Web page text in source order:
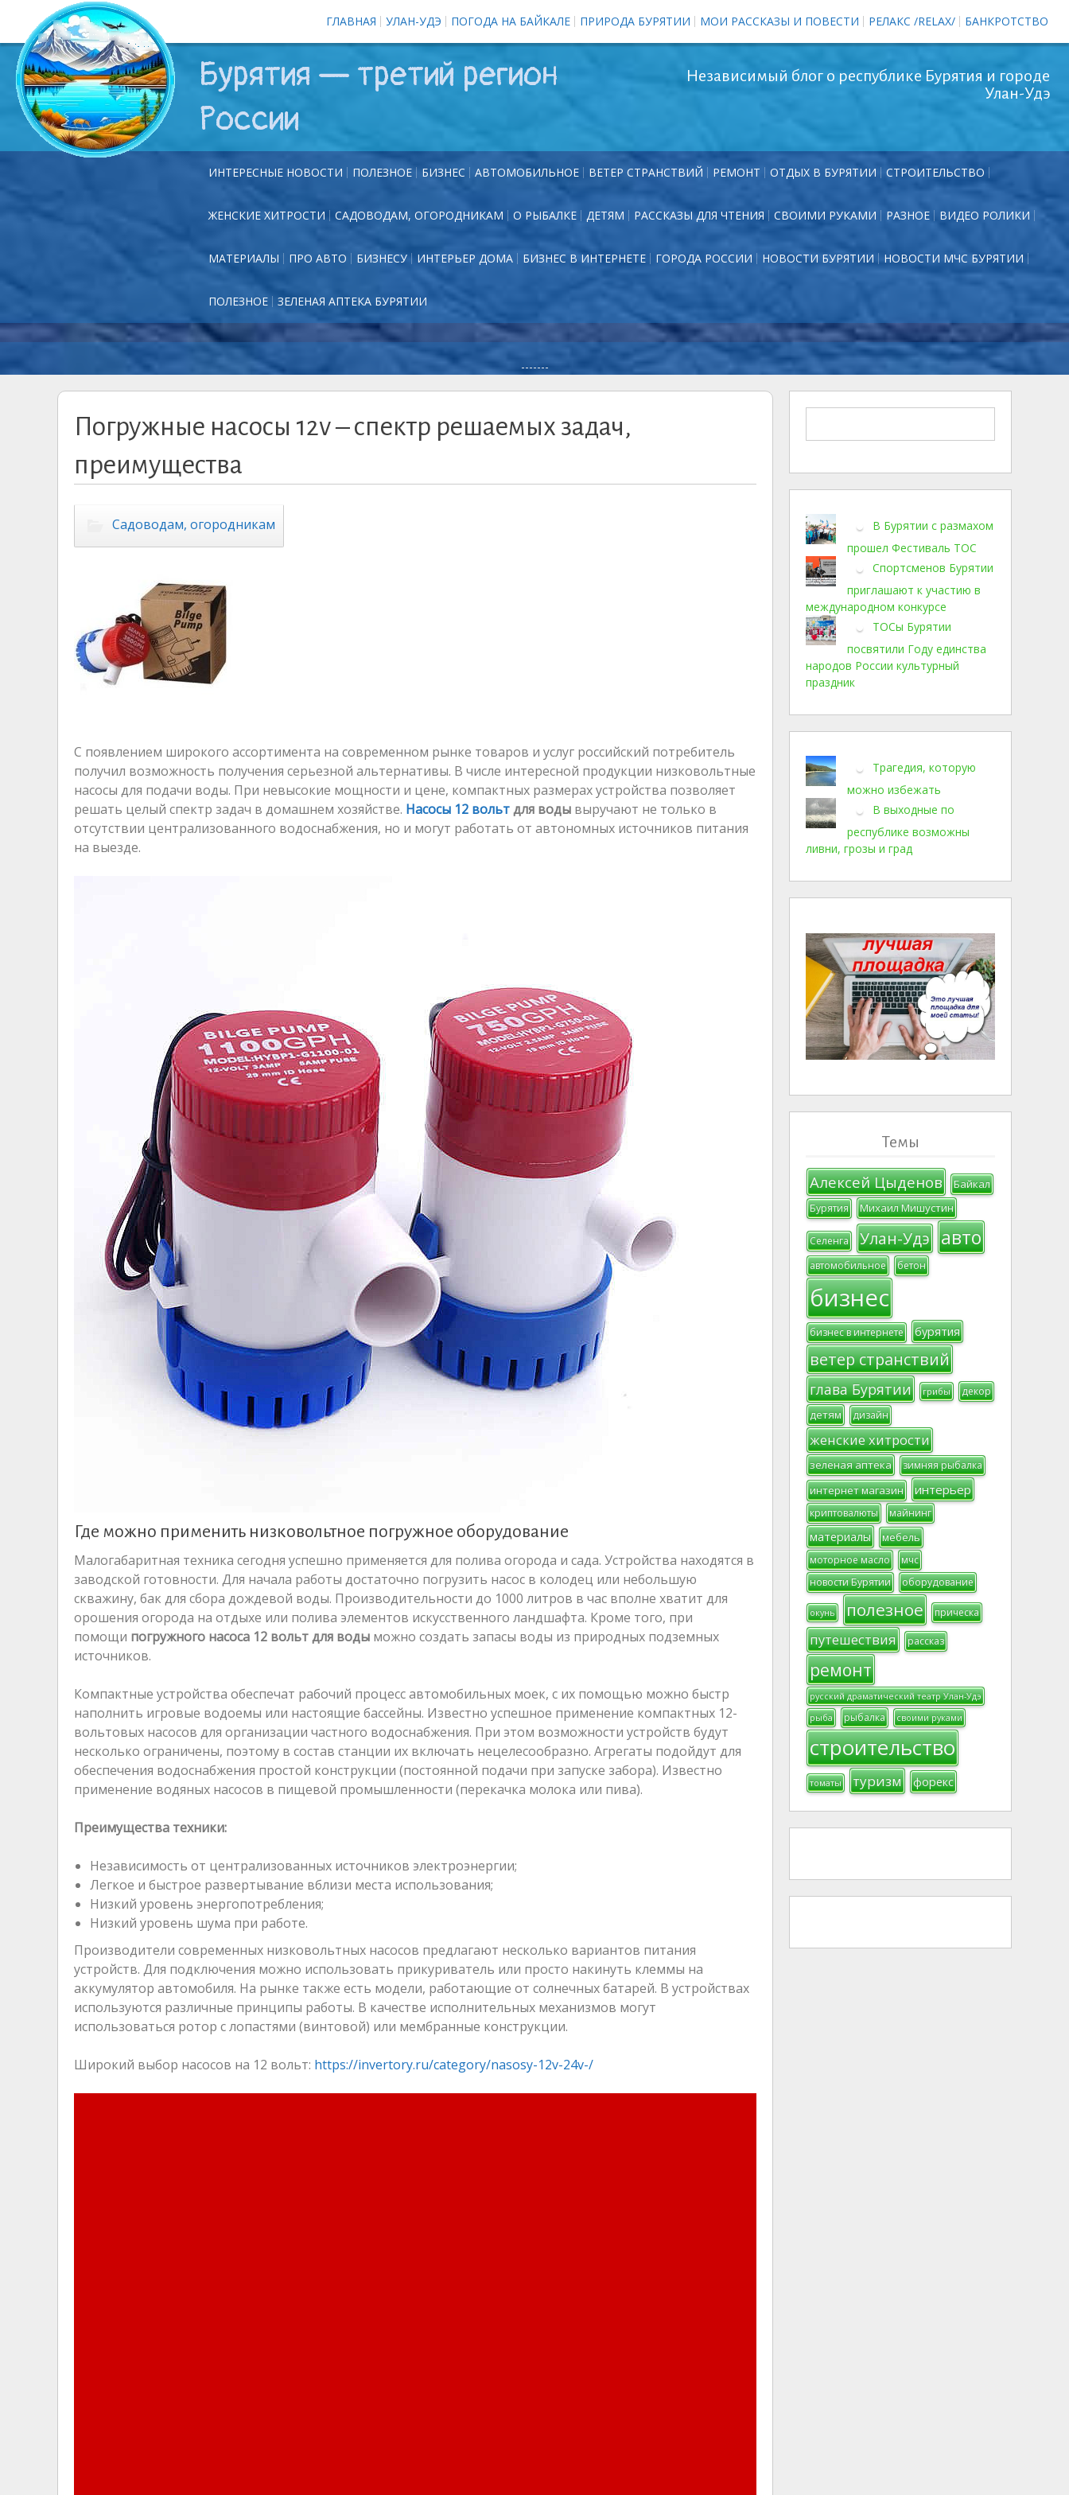
ГЛАВНАЯ УЛАН-УДЭ ПОГОДА НА БАЙКАЛЕ ПРИРОДА БУРЯТИИ МОИ РАССКАЗЫ И ПОВЕСТИ РЕЛАКС /RELAX/ БАНКРОТСТВО
Бурятия — третий регион
России
Независимый блог о республике Бурятия и городе
Улан-Удэ
ИНТЕРЕСНЫЕ НОВОСТИ ПОЛЕЗНОЕ БИЗНЕС АВТОМОБИЛЬНОЕ ВЕТЕР СТРАНСТВИЙ РЕМОНТ ОТДЫХ В БУРЯТИИ СТРОИТЕЛЬСТВО
ЖЕНСКИЕ ХИТРОСТИ САДОВОДАМ, ОГОРОДНИКАМ О РЫБАЛКЕ ДЕТЯМ РАССКАЗЫ ДЛЯ ЧТЕНИЯ СВОИМИ РУКАМИ РАЗНОЕ ВИДЕО РОЛИКИ
МАТЕРИАЛЫ ПРО АВТО БИЗНЕСУ ИНТЕРЬЕР ДОМА БИЗНЕС В ИНТЕРНЕТЕ ГОРОДА РОССИИ НОВОСТИ БУРЯТИИ НОВОСТИ МЧС БУРЯТИИ
ПОЛЕЗНОЕ ЗЕЛЕНАЯ АПТЕКА БУРЯТИИ
-------
Погружные насосы 12v – спектр решаемых задач,
преимущества
Садоводам, огородникам
С появлением широкого ассортимента на современном рынке товаров и услуг российский потребитель
получил возможность получения серьезной альтернативы. В числе интересной продукции низковольтные
насосы для подачи воды. При невысокие мощности и цене, компактных размерах устройства позволяет
решать целый спектр задач в домашнем хозяйстве. Насосы 12 вольтдля воды выручают не только в
отсутствии централизованного водоснабжения, но и могут работать от автономных источников питания
на выезде.
Где можно применить низковольтное погружное оборудование
Малогабаритная техника сегодня успешно применяется для полива огорода и сада. Устройства находятся в
заводской готовности. Для начала работы достаточно погрузить насос в колодец или небольшую
скважину, бак для сбора дождевой воды. Производительности до 1000 литров в час вполне хватит для
орошения огорода на отдыхе или полива элементов искусственного ландшафта. Кроме того, при
помощи погружного насоса 12 вольт для воды можно создать запасы воды из природных подземных
источников.
Компактные устройства обеспечат рабочий процесс автомобильных моек, с их помощью можно быстр
наполнить игровые водоемы или настоящие бассейны. Известно успешное применение компактных 12-
вольтовых насосов для организации частного водоснабжения. При этом возможности устройств будут
несколько ограничены, поэтому в состав станции их включать нецелесообразно. Агрегаты подойдут для
обеспечения водоснабжения простой конструкции (постоянной подачи при запуске забора). Известно
применение водяных насосов в пищевой промышленности (перекачка молока или пива).
Преимущества техники:
Независимость от централизованных источников электроэнергии;
Легкое и быстрое развертывание вблизи места использования;
Низкий уровень энергопотребления;
Низкий уровень шума при работе.
Производители современных низковольтных насосов предлагают несколько вариантов питания
устройств. Для подключения можно использовать прикуриватель или просто накинуть клеммы на
аккумулятор автомобиля. На рынке также есть модели, работающие от солнечных батарей. В устройствах
используются различные принципы работы. В качестве исполнительных механизмов могут
использоваться ротор с лопастями (винтовой) или мембранные конструкции.
Широкий выбор насосов на 12 вольт: https://invertory.ru/category/nasosy-12v-24v-/
В Бурятии с размахом
прошел Фестиваль ТОС
Спортсменов Бурятии
приглашают к участию в
международном конкурсе
ТОСы Бурятии
посвятили Году единства
народов России культурный
праздник
Трагедия, которую
можно избежать
В выходные по
республике возможны
ливни, грозы и град
Темы
Алексей Цыденов Байкал
Бурятия Михаил Мишустин
Селенга Улан-Удэ авто
автомобильное бетон
бизнес
бизнес в интернете бурятия
ветер странствий
глава Бурятии грибы декор
детям дизайн
женские хитрости
зеленая аптека зимняя рыбалка
интернет магазин интерьер
криптовалюты майнинг
материалы мебель
моторное масло
мчс
новости Бурятии
оборудование
окунь полезное прическа
путешествия рассказ
ремонт
русский драматический театр Улан-Удэ
рыба
рыбалка своими руками
строительство
томаты туризм форекс